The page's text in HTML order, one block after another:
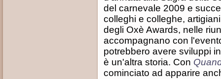
del carnevale 2009 e
colleghi e colleghe,
degli Oxè Awards, nelle
accompagnano con
potrebbero avere sviluppi
è un'altra storia. Con
cominciato ad apparire